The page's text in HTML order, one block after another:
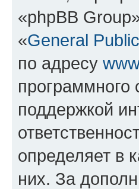
«phpBB
«General
по адресу
программного
поддержкой
определяет в
них. За